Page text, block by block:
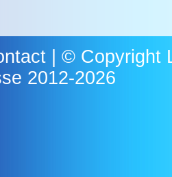
| © Copyright
2012-2026